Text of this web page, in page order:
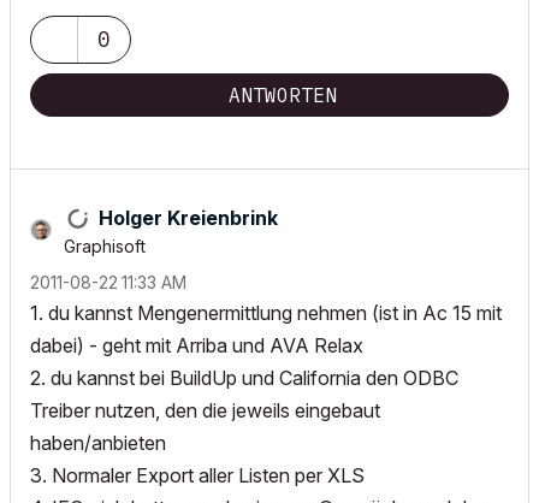
0
ANTWORTEN
Holger Kreienbrink
Graphisoft
‎2011-08-22 11:33 AM
1. du kannst Mengenermittlung nehmen (ist in Ac 15 mit
dabei) - geht mit Arriba und AVA Relax
2. du kannst bei BuildUp und California den ODBC
Treiber nutzen, den die jeweils eingebaut
haben/anbieten
3. Normaler Export aller Listen per XLS